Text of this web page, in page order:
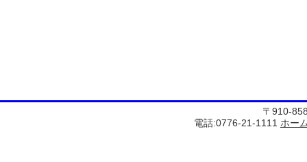
〒910-
電話:0776-21-1111 ホー